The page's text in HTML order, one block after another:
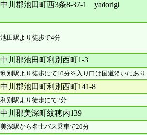
中川郡池田町西3条8-37-1 yadorigi
池田駅より徒歩で4分
中川郡池田町利別西町1-3
利別駅より徒歩にて10分※入り口は国道沿いにあり
中川郡池田町利別西町141-8
利別駅より徒歩にて2分
中川郡美深町紋穂内139
美深駅から名士バス乗車で20分